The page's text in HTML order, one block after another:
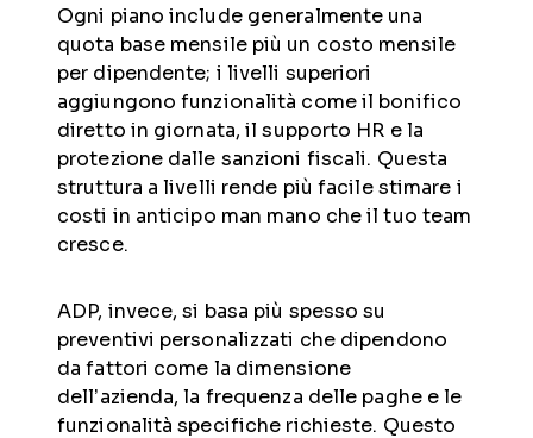
Ogni piano include generalmente una
quota base mensile più un costo mensile
per dipendente; i livelli superiori
aggiungono funzionalità come il bonifico
diretto in giornata, il supporto HR e la
protezione dalle sanzioni fiscali. Questa
struttura a livelli rende più facile stimare i
costi in anticipo man mano che il tuo team
cresce.
ADP, invece, si basa più spesso su
preventivi personalizzati che dipendono
da fattori come la dimensione
dell’azienda, la frequenza delle paghe e le
funzionalità specifiche richieste. Questo